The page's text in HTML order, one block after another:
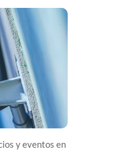
y eventos en